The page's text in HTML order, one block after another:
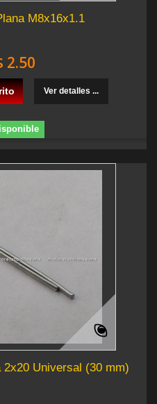
M8x16x1.1
2.50
Ver detalles ...
2x20 Universal (30 mm)